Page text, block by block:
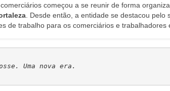
começou a se reunir de forma
. Desde então, a entidade se destacou pelo
de trabalho para os comerciários e trabalhadores
Uma nova era.